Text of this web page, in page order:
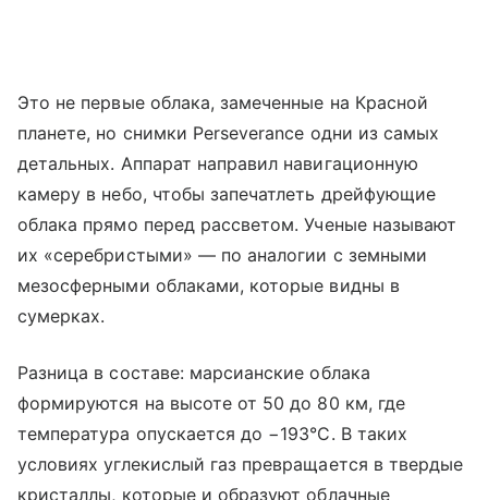
Это не первые облака, замеченные на Красной
планете, но снимки Perseverance одни из самых
детальных. Аппарат направил навигационную
камеру в небо, чтобы запечатлеть дрейфующие
облака прямо перед рассветом. Ученые называют
их «серебристыми» — по аналогии с земными
мезосферными облаками, которые видны в
сумерках.
Разница в составе: марсианские облака
формируются на высоте от 50 до 80 км, где
температура опускается до −193°C. В таких
условиях углекислый газ превращается в твердые
кристаллы, которые и образуют облачные